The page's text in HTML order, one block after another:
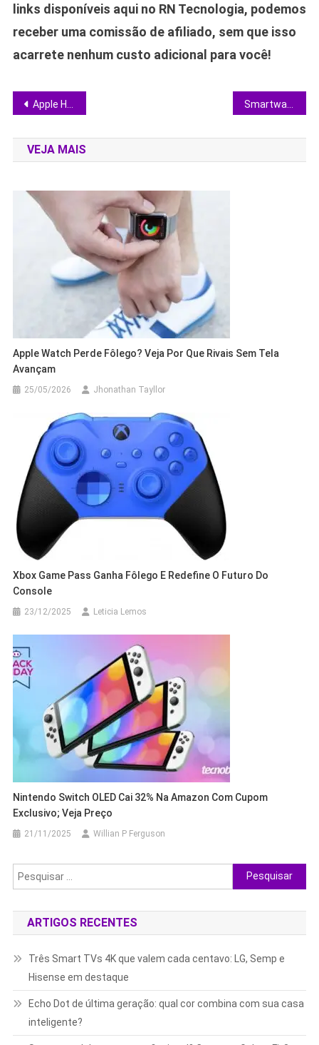
links disponíveis aqui no RN Tecnologia, podemos
receber uma comissão de afiliado, sem que isso
acarrete nenhum custo adicional para você!
Navegação
de
Post
Apple HeadsUp: IA que cria avatares 3D em 0,33 s muda o jogo da realidade digital
VEJA MAIS
Apple Watch Perde Fôlego? Veja Por Que Rivais Sem Tela
Avançam
25/05/2026 Jhonathan Tayllor
Xbox Game Pass Ganha Fôlego E Redefine O Futuro Do
Console
23/12/2025 Leticia Lemos
Nintendo Switch OLED Cai 32% Na Amazon Com Cupom
Exclusivo; Veja Preço
21/11/2025 Willian P Ferguson
Pesquisar
por:
ARTIGOS RECENTES
Três Smart TVs 4K que valem cada centavo: LG, Semp e
Hisense em destaque
Echo Dot de última geração: qual cor combina com sua casa
inteligente?